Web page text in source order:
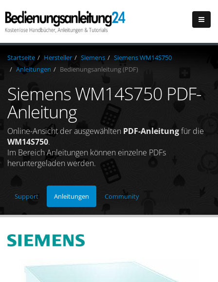
Startseite Hersteller Siemens
Siemens WM14S750
Anleitungen
Bedienungsanleitung (PDF)
Siemens WM14S750 PDF-
Anleitung
Online-Ansicht der ausgewählten PDF-Anleitungfür die
WM14S750.
Im Bereich Anleitungen können einzelne PDFs
heruntergeladen werden.
Support Anleitungen Community